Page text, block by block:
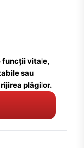
funcții vitale,
sau
plăgilor.